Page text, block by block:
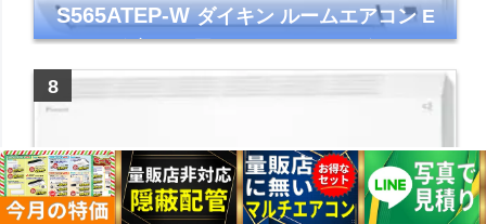
S565ATEP-Wダイキン ルームエアコン E
シリーズ 主に18畳用 ホワイト 2025年モデル
コンパクトモデル ストリーマ
S255ATES-Wダイキン ルームエアコン E